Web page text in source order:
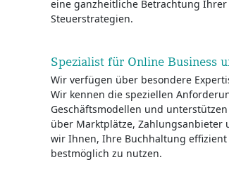
eine ganzheitliche Betrachtung
Steuerstrategien.
Spezialist für Online Business
Wir verfügen über besondere
Wir kennen die speziellen
Geschäftsmodellen und
über Marktplätze, Zahlungsanbieter
wir Ihnen, Ihre Buchhaltung
bestmöglich zu nutzen.